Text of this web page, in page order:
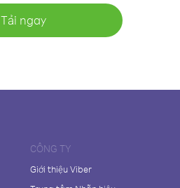
Tải ngay
CÔNG TY
Giới thiệu Viber